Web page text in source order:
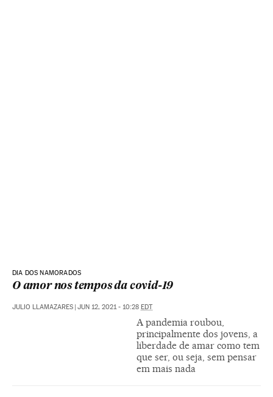
DIA DOS NAMORADOS
O amor nos tempos da covid-19
JULIO LLAMAZARES JUN 12, 2021 - 10:28 EDT
A pandemia roubou,
principalmente dos jovens, a
liberdade de amar como tem
que ser, ou seja, sem pensar
em mais nada